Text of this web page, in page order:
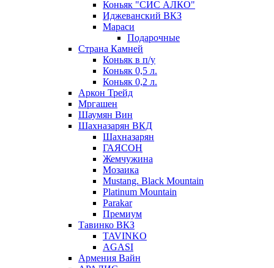
Коньяк "СИС АЛКО"
Иджеванский ВКЗ
Мараси
Подарочные
Страна Камней
Коньяк в п/у
Коньяк 0,5 л.
Коньяк 0,2 л.
Аркон Трейд
Мргашен
Шаумян Вин
Шахназарян ВКД
Шахназарян
ГАЯСОН
Жемчужина
Мозаика
Mustang. Black Mountain
Platinum Mountain
Parakar
Премиум
Тавинко ВКЗ
TAVINKO
AGASI
Армения Вайн